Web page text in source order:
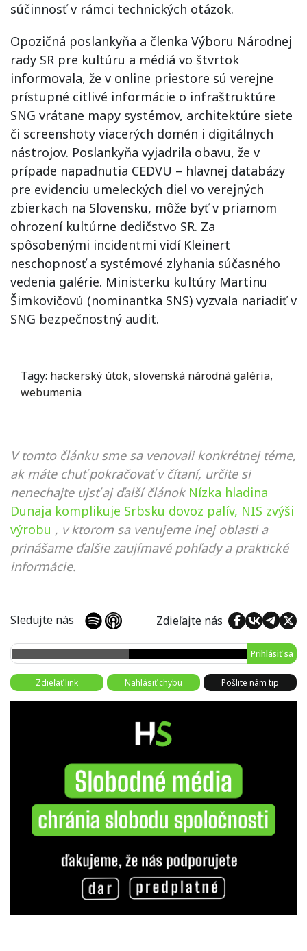
súčinnosť v rámci technických otázok.
Opozičná poslankyňa a členka Výboru Národnej
rady SR pre kultúru a médiá vo štvrtok
informovala, že v online priestore sú verejne
prístupné citlivé informácie o infraštruktúre
SNG vrátane mapy systémov, architektúre siete
či screenshoty viacerých domén i digitálnych
nástrojov. Poslankyňa vyjadrila obavu, že v
prípade napadnutia CEDVU – hlavnej databázy
pre evidenciu umeleckých diel vo verejných
zbierkach na Slovensku, môže byť v priamom
ohrození kultúrne dedičstvo SR. Za
spôsobenými incidentmi vidí Kleinert
neschopnosť a systémové zlyhania súčasného
vedenia galérie. Ministerku kultúry Martinu
Šimkovičovú (nominantka SNS) vyzvala nariadiť v
SNG bezpečnostný audit.
Tagy: hackerský útok, slovenská národná galéria,
webumenia
V tomto článku sme sa venovali konkrétnej téme,
ak máte chuť pokračovať v čítaní, určite si
nenechajte ujsť aj ďalší článok Nízka hladina
Dunaja komplikuje Srbsku dovoz palív, NIS zvýši
výrobu , v ktorom sa venujeme inej oblasti a
prinášame ďalšie zaujímavé pohľady a praktické
informácie.
Sledujte nás Zdieľajte nás
Prihlásiť sa
Zdieľať link Nahlásiť chybu Pošlite nám tip